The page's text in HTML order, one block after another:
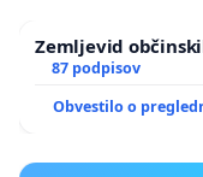
Zemljevid
87 podpisov
Obvestilo o